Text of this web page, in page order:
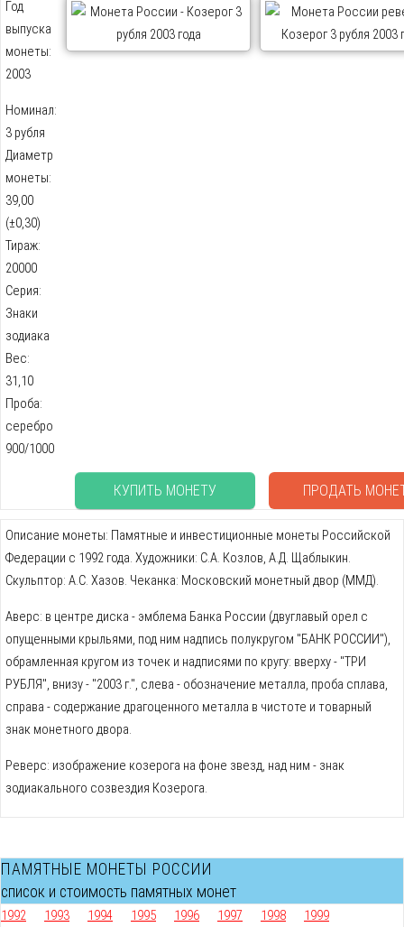
Год
выпуска
монеты:
2003
Номинал:
3 рубля
Диаметр
монеты:
39,00
(±0,30)
Тираж:
20000
Серия:
Знаки
зодиака
Вес:
31,10
Проба:
серебро
900/1000
КУПИТЬ МОНЕТУ ПРОДАТЬ
Описание монеты: Памятные и инвестиционные монеты Российской
Федерации с 1992 года. Художники: С.А. Козлов, А.Д. Щаблыкин.
Скульптор: А.С. Хазов. Чеканка: Московский монетный двор (ММД).
Аверс: в центре диска - эмблема Банка России (двуглавый орел с
опущенными крыльями, под ним надпись полукругом "БАНК РОССИИ"),
обрамленная кругом из точек и надписями по кругу: вверху - "ТРИ
РУБЛЯ", внизу - "2003 г.", слева - обозначение металла, проба сплава,
справа - содержание драгоценного металла в чистоте и товарный
знак монетного двора.
Реверс: изображение козерога на фоне звeзд, над ним - знак
зодиакального созвездия Козерога.
ПАМЯТНЫЕ МОНЕТЫ РОССИИ
список и стоимость памятных монет
1992 1993 1994 1995 1996 1997 1998 1999